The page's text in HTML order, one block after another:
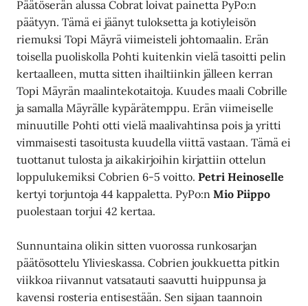
Päätöserän alussa Cobrat loivat painetta PyPo:n
päätyyn. Tämä ei jäänyt tuloksetta ja kotiyleisön
riemuksi Topi Mäyrä viimeisteli johtomaalin. Erän
toisella puoliskolla Pohti kuitenkin vielä tasoitti pelin
kertaalleen, mutta sitten ihailtiinkin jälleen kerran
Topi Mäyrän maalintekotaitoja. Kuudes maali Cobrille
ja samalla Mäyrälle kypärätemppu. Erän viimeiselle
minuutille Pohti otti vielä maalivahtinsa pois ja yritti
vimmaisesti tasoitusta kuudella viittä vastaan. Tämä ei
tuottanut tulosta ja aikakirjoihin kirjattiin ottelun
loppulukemiksi Cobrien 6-5 voitto.Petri Heinoselle
kertyi torjuntoja 44 kappaletta. PyPo:nMio Piippo
puolestaan torjui 42 kertaa.
Sunnuntaina olikin sitten vuorossa runkosarjan
päätösottelu Ylivieskassa. Cobrien joukkuetta pitkin
viikkoa riivannut vatsatauti saavutti huippunsa ja
kavensi rosteria entisestään. Sen sijaan taannoin